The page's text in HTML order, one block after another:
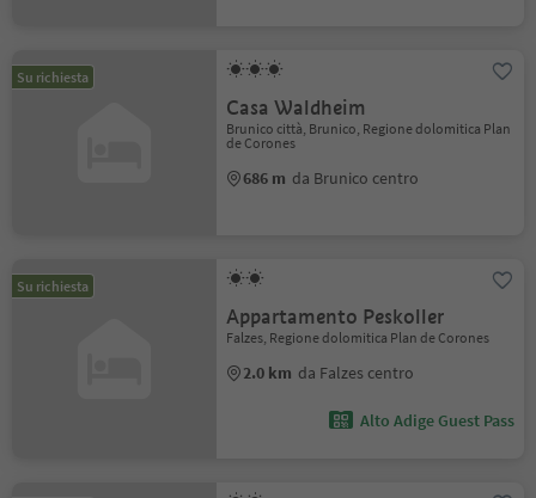
Su richiesta
Casa Waldheim
Brunico città, Brunico, Regione dolomitica Plan
de Corones
686 m da Brunico centro
Su richiesta
Appartamento Peskoller
Falzes, Regione dolomitica Plan de Corones
2.0 km da Falzes centro
Alto Adige Guest Pass